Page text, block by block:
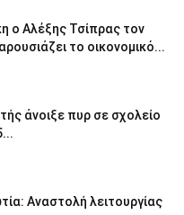
ο Αλέξης Τσίπρας τον
το οικονομικό...
άνοιξε πυρ σε σχολείο
Αναστολή λειτουργίας